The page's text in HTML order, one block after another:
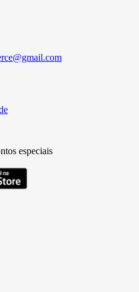
especiais